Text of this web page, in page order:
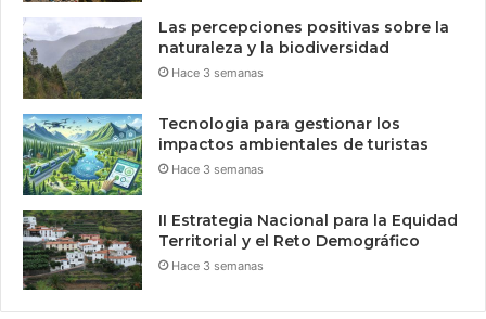
Las percepciones positivas sobre la
naturaleza y la biodiversidad
Hace 3 semanas
Tecnologia para gestionar los
impactos ambientales de turistas
Hace 3 semanas
II Estrategia Nacional para la Equidad
Territorial y el Reto Demográfico
Hace 3 semanas